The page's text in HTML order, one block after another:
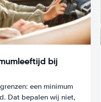
bij
een minimum
Dat bepalen wij niet,